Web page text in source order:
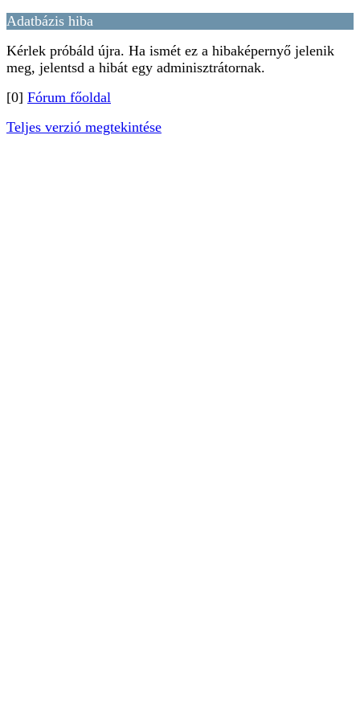
Adatbázis hiba
Kérlek próbáld újra. Ha ismét ez a hibaképernyő jelenik
meg, jelentsd a hibát egy adminisztrátornak.
[0] Fórum főoldal
Teljes verzió megtekintése